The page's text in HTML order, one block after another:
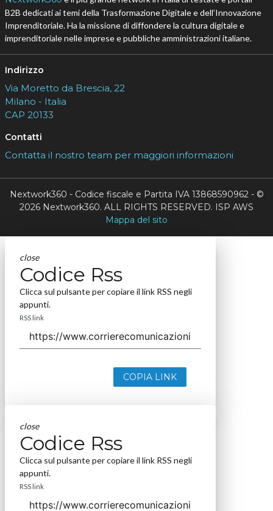
B2B dedicati ai temi della Trasformazione Digitale e dell’Innovazione
Imprenditoriale. Ha la missione di diffondere la cultura digitale e
imprenditoriale nelle imprese e pubbliche amministrazioni italiane.
Indirizzo
Via Moretto da Brescia, 22
Milano - Italia
CAP 20133
Contatti
Contatta il nostro team per maggiori informazioni
Nextwork360 - Codice fiscale e Partita IVA 13868590962 - ©
2026 Nextwork360. ALL RIGHTS RESERVED. ISP AWS
Mappa del sito
close
Codice Rss
Clicca sul pulsante per copiare il link RSS negli
appunti.
RSS link
COPIA LINK
close
Codice Rss
Clicca sul pulsante per copiare il link RSS negli
appunti.
RSS link